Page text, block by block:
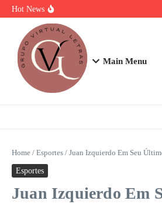
Ir para o conteúdo
Hot News
Strogonoff de frango light: A
com Prazer
Plano de 7 Dias de Treino, Energia
Main Menu
Home / Esportes / Juan Izquierdo Em Seu
Esportes
Juan Izquierdo Em